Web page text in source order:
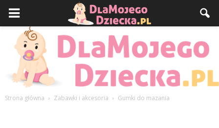
Strona główna Zabawki i akcesoria Gumki do mazania